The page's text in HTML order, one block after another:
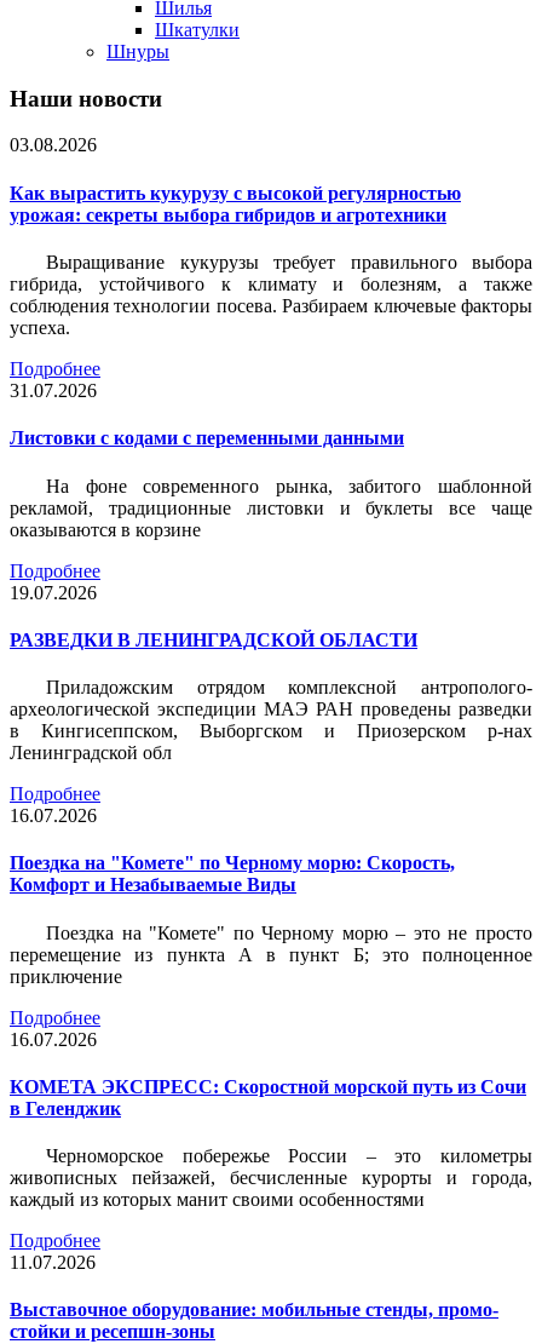
Шилья
Шкатулки
Шнуры
Наши новости
03.08.2026
Как вырастить кукурузу с высокой регулярностью
урожая: секреты выбора гибридов и агротехники
Выращивание кукурузы требует правильного выбора
гибрида, устойчивого к климату и болезням, а также
соблюдения технологии посева. Разбираем ключевые факторы
успеха.
Подробнее
31.07.2026
Листовки c кодами с переменными данными
На фоне современного рынка, забитого шаблонной
рекламой, традиционные листовки и буклеты все чаще
оказываются в корзине
Подробнее
19.07.2026
РАЗВЕДКИ В ЛЕНИНГРАДСКОЙ ОБЛАСТИ
Приладожским отрядом комплексной антрополого-
археологической экспедиции МАЭ РАН проведены разведки
в Кингисеппском, Выборгском и Приозерском р-нах
Ленинградской обл
Подробнее
16.07.2026
Поездка на "Комете" по Черному морю: Скорость,
Комфорт и Незабываемые Виды
Поездка на "Комете" по Черному морю – это не просто
перемещение из пункта А в пункт Б; это полноценное
приключение
Подробнее
16.07.2026
КОМЕТА ЭКСПРЕСС: Скоростной морской путь из Сочи
в Геленджик
Черноморское побережье России – это километры
живописных пейзажей, бесчисленные курорты и города,
каждый из которых манит своими особенностями
Подробнее
11.07.2026
Выставочное оборудование: мобильные стенды, промо-
стойки и ресепшн-зоны